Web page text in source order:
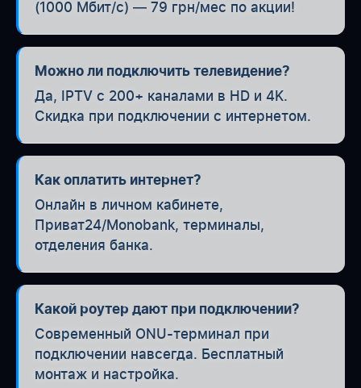
(1000 Мбит/с) — 79 грн/мес по акции!
Можно ли подключить телевидение?
Да, IPTV с 200+ каналами в HD и 4K.
Скидка при подключении с интернетом.
Как оплатить интернет?
Онлайн в личном кабинете,
Приват24/Monobank, терминалы,
отделения банка.
Какой роутер дают при подключении?
Современный ONU-терминал при
подключении навсегда. Бесплатный
монтаж и настройка.